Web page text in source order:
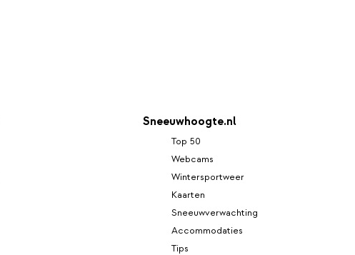
Sneeuwhoogte.nl
Top 50
Webcams
Wintersportweer
Kaarten
Sneeuwverwachting
Accommodaties
Tips